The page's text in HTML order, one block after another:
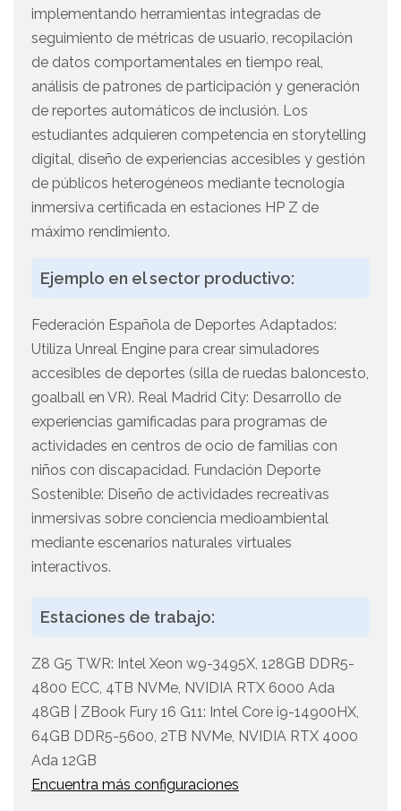
implementando herramientas integradas de
seguimiento de métricas de usuario, recopilación
de datos comportamentales en tiempo real,
análisis de patrones de participación y generación
de reportes automáticos de inclusión. Los
estudiantes adquieren competencia en storytelling
digital, diseño de experiencias accesibles y gestión
de públicos heterogéneos mediante tecnología
inmersiva certificada en estaciones HP Z de
máximo rendimiento.
Ejemplo en el sector productivo:
Federación Española de Deportes Adaptados:
Utiliza Unreal Engine para crear simuladores
accesibles de deportes (silla de ruedas baloncesto,
goalball en VR). Real Madrid City: Desarrollo de
experiencias gamificadas para programas de
actividades en centros de ocio de familias con
niños con discapacidad. Fundación Deporte
Sostenible: Diseño de actividades recreativas
inmersivas sobre conciencia medioambiental
mediante escenarios naturales virtuales
interactivos.
Estaciones de trabajo:
Z8 G5 TWR: Intel Xeon w9-3495X, 128GB DDR5-
4800 ECC, 4TB NVMe, NVIDIA RTX 6000 Ada
48GB | ZBook Fury 16 G11: Intel Core i9-14900HX,
64GB DDR5-5600, 2TB NVMe, NVIDIA RTX 4000
Ada 12GB
Encuentra más configuraciones